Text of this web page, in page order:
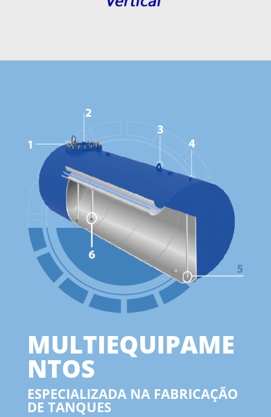
MULTIEQUIPAME
NTOS
ESPECIALIZADA NA FABRICAÇÃO
DE TANQUES